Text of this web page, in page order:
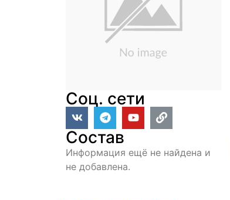
Соц. сети
Состав
Информация ещё не найдена и
не добавлена.